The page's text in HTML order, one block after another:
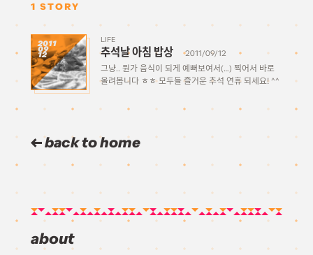
1 STORY
2011
09
12
LIFE
추석날 아침 밥상
2011/09/12
그냥.. 뭔가 음식이 되게 예뻐보여서(…) 찍어서 바로
올려봅니다 ㅎㅎ 모두들 즐거운 추석 연휴 되세요! ^^
back to home
about